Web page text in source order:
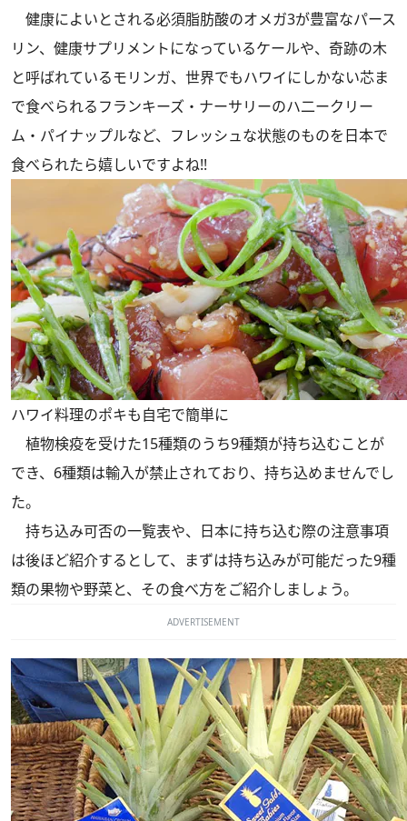
健康によいとされる必須脂肪酸のオメガ3が豊富なパース
リン、健康サプリメントになっているケールや、奇跡の木
と呼ばれているモリンガ、世界でもハワイにしかない芯ま
で食べられるフランキーズ・ナーサリーのハ二ークリー
ム・パイナップルなど、フレッシュな状態のものを日本で
食べられたら嬉しいですよね!!
ハワイ料理のポキも自宅で簡単に
植物検疫を受けた15種類のうち9種類が持ち込むことが
でき、6種類は輸入が禁止されており、持ち込めませんでし
た。
持ち込み可否の一覧表や、日本に持ち込む際の注意事項
は後ほど紹介するとして、まずは持ち込みが可能だった9種
類の果物や野菜と、その食べ方をご紹介しましょう。
ADVERTISEMENT